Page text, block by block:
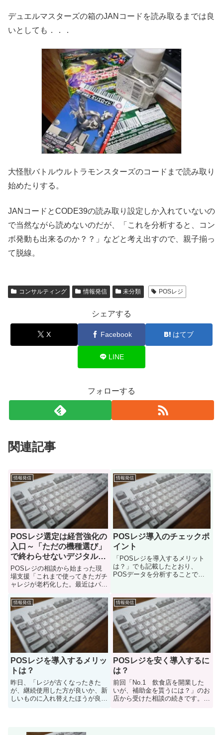
デュエルマスターズの箱のJANコードを読み取るまでは良
いとしても．．．
大怪獣バトルウルトラモンスターズのコードまで読み取り
始めたりする。
JANコードとCODE39の読み取り設定しか入れていないの
で当然ながら読めないのだが、「これを分析すると、コン
ボ発動も出来るのか？？」などと考え出すので、親子揃っ
て脱線。
コンサルティング 情報発信 未分類 POSレジ
シェアする
X Facebook はてブ
LINE
フォローする
関連記事
情報発信
POSレジ選定は経営強化の
入口～「ただの機種選び」
で終わらせないデジタル導
入の話
POSレジの相談から始まった現
場支援「これまで使ってきたガチ
ャレジが老朽化した。最近はパソ
ジがあるようなので、おススメの
機種を教えて欲しい」ある日、中
小企業の経営者の方から、そんな
ご相談をいただきました。製品
比...
情報発信
POSレジ導入のチェックポ
イント
「POSレジを導入するメリット
は？」でも記載したとおり、
POSデータを分析することで売
レイアウト・棚割の最適化に活用
することもあるし、仕入管理で使
用することもある。非常に便利な
機能...
情報発信
POSレジを導入するメリッ
トは？
昨日、「レジが古くなったきた
が、継続使用した方が良いか、新
しいものに入れ替えたほうが良い
ろ、あまり大差はないようであ
情報発信
POSレジを安く導入するに
は？
前回「No.1 飲食店を開業した
いが、補助金を貰うには？」のお
店から受けた相談の続きです。こ